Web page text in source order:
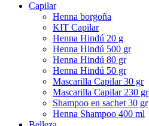
Capilar
Henna borgoña
KIT Capilar
Henna Hindú 20 g
Henna Hindú 500 gr
Henna Hindú 80 gr
Henna Hindú 50 gr
Mascarilla Capilar 30 gr
Mascarilla Capilar 230 gr
Shampoo en sachet 30 gr
Henna Shampoo 400 ml